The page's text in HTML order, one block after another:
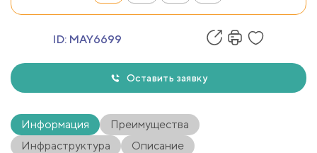
ID: MAY6699
Оставить заявку
Информация
Преимущества
Инфраструктура
Описание